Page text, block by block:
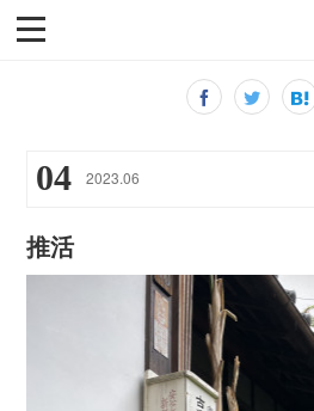
04 2023.06
推活